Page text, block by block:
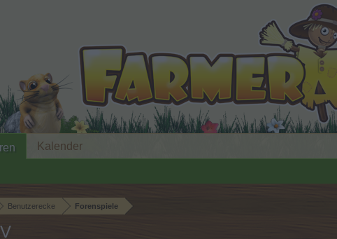
Benutzerecke Forenspiele
Kalender